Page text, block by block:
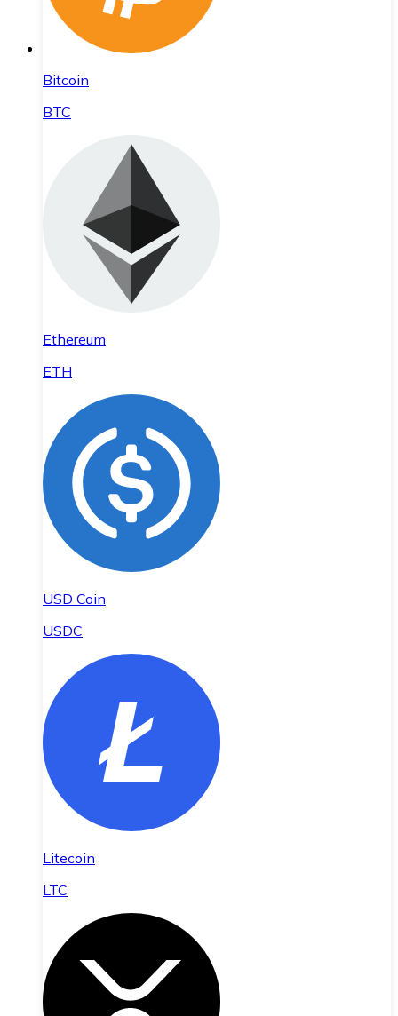
Bitcoin
BTC
Ethereum
ETH
USD Coin
USDC
Litecoin
LTC